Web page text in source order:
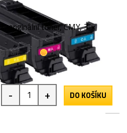
originální toner, CMY, 3 ×
stran
1 bod
- + DO KOŠÍKU